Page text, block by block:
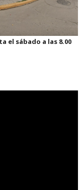
el sábado a las 8.00